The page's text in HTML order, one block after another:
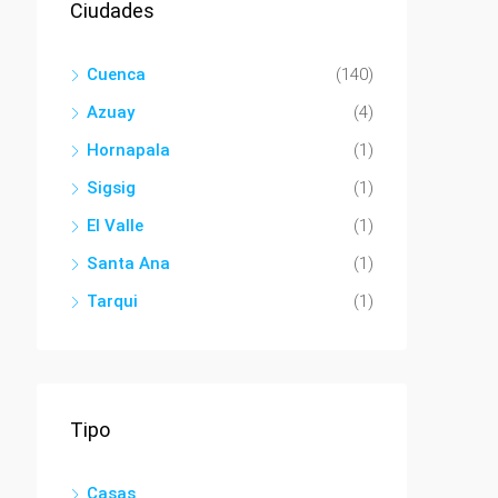
Ciudades
Cuenca
(140)
Azuay
(4)
Hornapala
(1)
Sigsig
(1)
El Valle
(1)
Santa Ana
(1)
Tarqui
(1)
Tipo
Casas